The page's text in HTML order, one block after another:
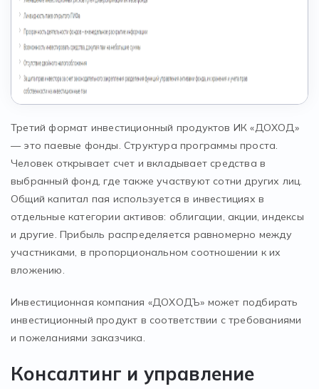
Третий формат инвестиционный продуктов ИК «ДОХОД»
— это паевые фонды. Структура программы проста.
Человек открывает счет и вкладывает средства в
выбранный фонд, где также участвуют сотни других лиц.
Общий капитал пая используется в инвестициях в
отдельные категории активов: облигации, акции, индексы
и другие. Прибыль распределяется равномерно между
участниками, в пропорциональном соотношении к их
вложению.
Инвестиционная компания «ДОХОДЪ» может подбирать
инвестиционный продукт в соответствии с требованиями
и пожеланиями заказчика.
Консалтинг и управление